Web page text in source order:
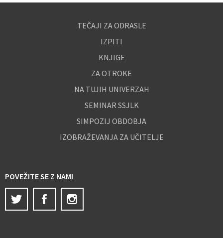
TEČAJI ZA ODRASLE
IZPITI
KNJIGE
ZA OTROKE
NA TUJIH UNIVERZAH
SEMINAR SSJLK
SIMPOZIJ OBDOBJA
IZOBRAŽEVANJA ZA UČITELJE
POVEŽITE SE Z NAMI
Twitter
Facebook